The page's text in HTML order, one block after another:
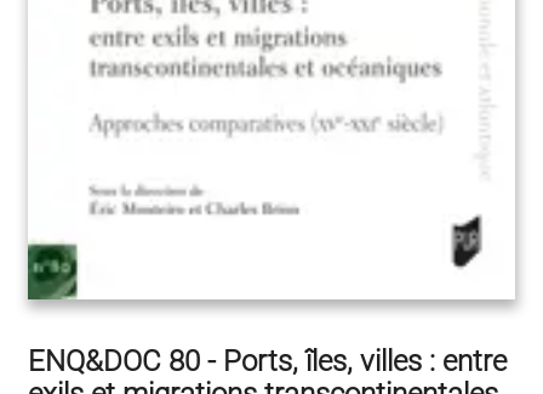
ENQ&DOC 80 - Ports, îles, villes : entre